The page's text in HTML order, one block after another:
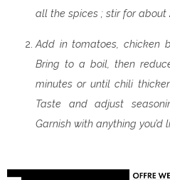
all the spices ; stir for about
Add in tomatoes, chicken
Bring to a boil, then
minutes or until chili
Taste and adjust
Garnish with anything you’d